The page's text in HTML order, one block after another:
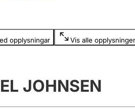
opplysningar Vis alle opplysninger
er skjult
JOHNSEN